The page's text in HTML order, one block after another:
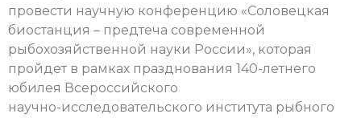
провести научную конференцию «Соловецкая
биостанция – предтеча современной
рыбохозяйственной науки России», которая
пройдет в рамках празднования 140-летнего
юбилея Всероссийского
научно-исследовательского института рыбного